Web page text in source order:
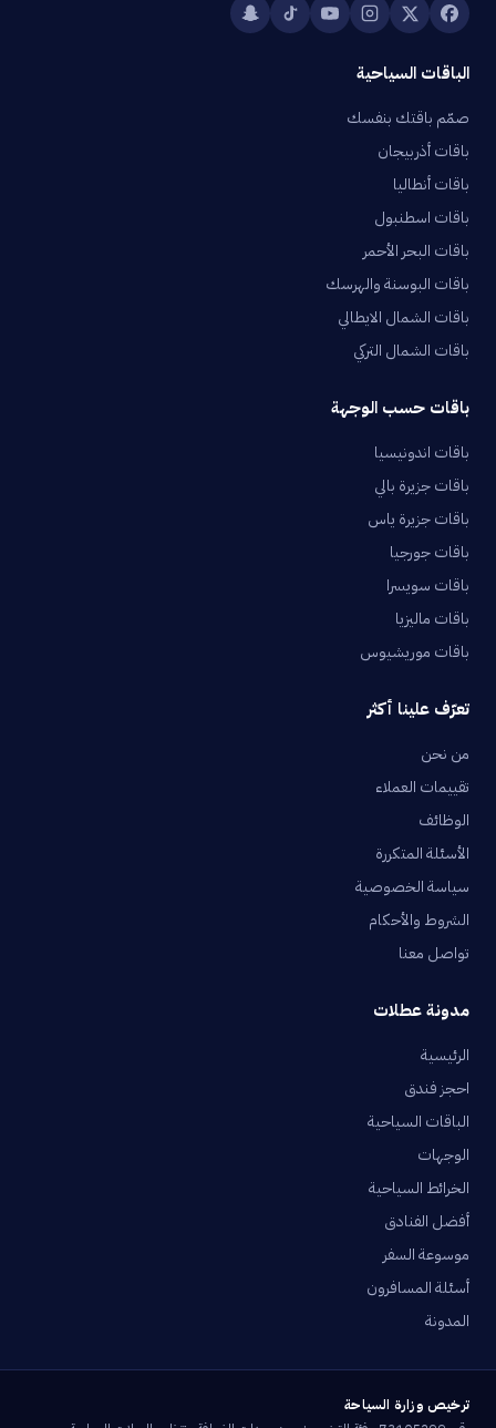
الباقات السياحية
صمّم باقتك بنفسك
باقات أذربيجان
باقات أنطاليا
باقات اسطنبول
باقات البحر الأحمر
باقات البوسنة والهرسك
باقات الشمال الايطالي
باقات الشمال التركي
باقات حسب الوجهة
باقات اندونيسيا
باقات جزيرة بالي
باقات جزيرة ياس
باقات جورجيا
باقات سويسرا
باقات ماليزيا
باقات موريشيوس
تعرّف علينا أكثر
من نحن
تقييمات العملاء
الوظائف
الأسئلة المتكررة
سياسة الخصوصية
الشروط والأحكام
تواصل معنا
مدونة عطلات
الرئيسية
احجز فندق
الباقات السياحية
الوجهات
الخرائط السياحية
أفضل الفنادق
موسوعة السفر
أسئلة المسافرون
المدونة
ترخيص وزارة السياحة